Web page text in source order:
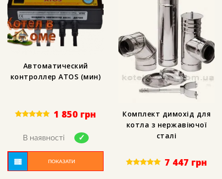
Автоматический
контроллер АTOS (мин)
out of 5
1 850 грн
В наявності
ПОКАЗАТИ
Комплект димохід для
котла з нержавіючої
сталі
7 447 грн